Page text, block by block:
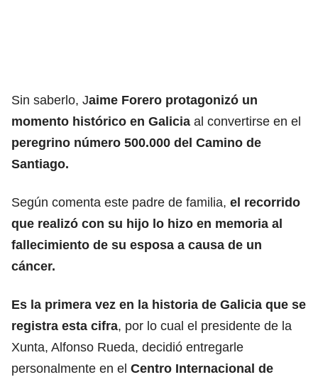
Sin saberlo, Jaime Forero protagonizó un
momento histórico en Galicia al convertirse en el
peregrino número 500.000 del Camino de
Santiago.
Según comenta este padre de familia, el recorrido
que realizó con su hijo lo hizo en memoria al
fallecimiento de su esposa a causa de un
cáncer.
Es la primera vez en la historia de Galicia que se
registra esta cifra, por lo cual el presidente de la
Xunta, Alfonso Rueda, decidió entregarle
personalmente en el Centro Internacional de